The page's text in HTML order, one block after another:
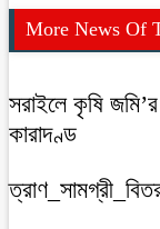
More News Of
সরাইলে কৃষি
কারাদণ্ড